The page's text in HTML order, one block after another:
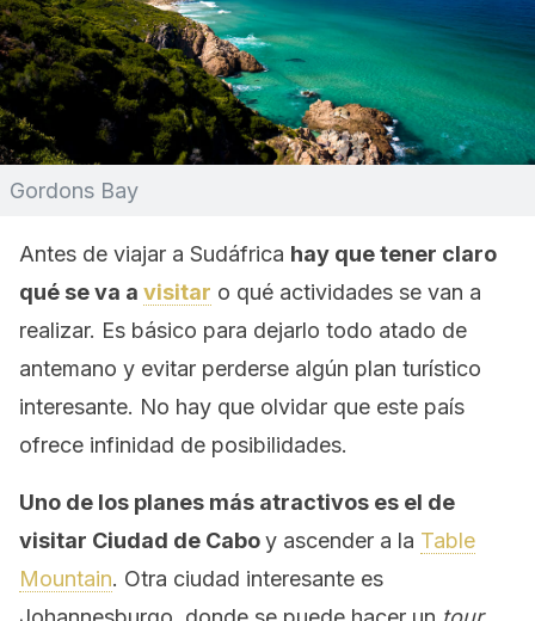
Gordons Bay
Antes de viajar a Sudáfrica hay que tener claro
qué se va a visitar o qué actividades se van a
realizar. Es básico para dejarlo todo atado de
antemano y evitar perderse algún plan turístico
interesante. No hay que olvidar que este país
ofrece infinidad de posibilidades.
Uno de los planes más atractivos es el de
visitar Ciudad de Caboy ascender a la Table
Mountain. Otra ciudad interesante es